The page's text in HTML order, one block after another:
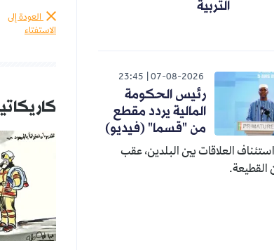
07-08-2026
23:45
رئيس الحكومة
المالية يردد مقطع
من "قسما" (فيديو)
بين البلدين، عقب
كاريكاتير